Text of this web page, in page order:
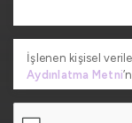
İşlenen kişisel
Aydınlatma Metni